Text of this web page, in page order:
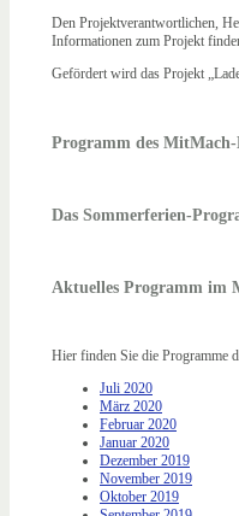
Den Projektverantwortlichen,
Informationen zum Projekt
Gefördert wird das Projekt
Programm des
Das Sommerferien-
Aktuelles Programm im
Hier finden Sie die Programme
Juli 2020
März 2020
Februar 2020
Januar 2020
Dezember 2019
November 2019
Oktober 2019